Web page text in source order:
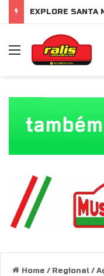
Menu
Home / Regional/